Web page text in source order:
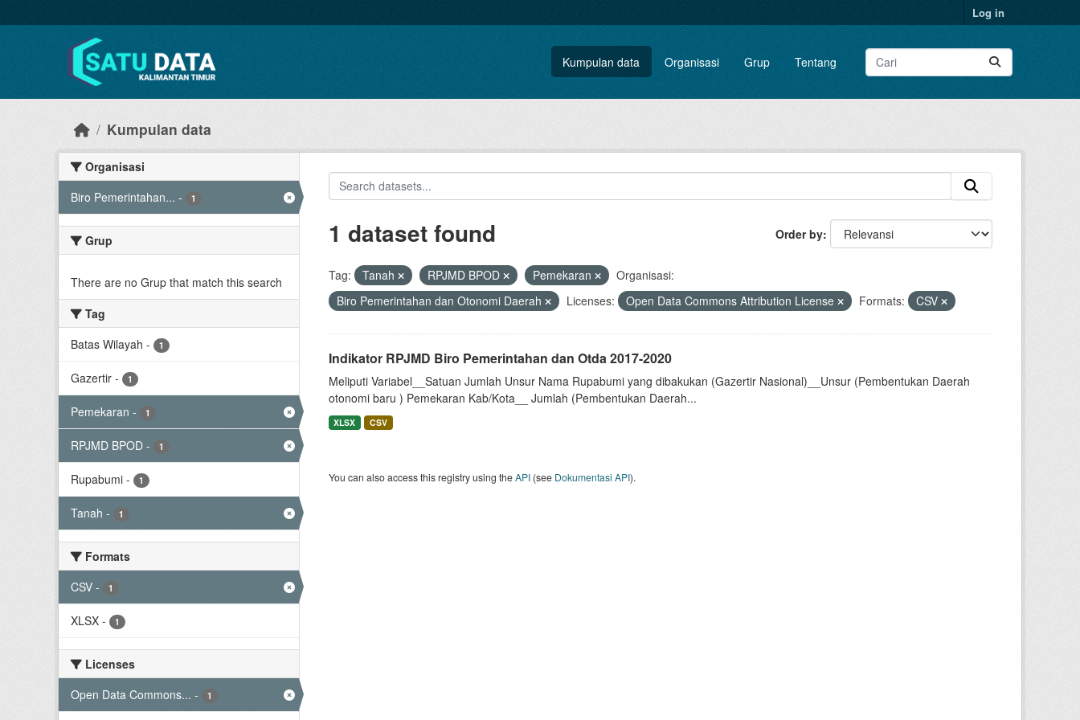
Log in
Kumpulan data Organisasi Grup Tentang
Kumpulan data
Organisasi
Biro Pemerintahan... - 1
Grup
There are no Grup that match this search
Tag
Batas Wilayah - 1
Gazertir - 1
Pemekaran - 1
RPJMD BPOD - 1
Rupabumi - 1
Tanah - 1
Formats
CSV - 1
XLSX - 1
Licenses
Open Data Commons... - 1
Order by
1 dataset found
Tag: Tanah RPJMD BPOD Pemekaran
Organisasi:
Biro Pemerintahan dan Otonomi Daerah
Licenses: Open Data Commons Attribution License Formats: CSV
Indikator RPJMD Biro Pemerintahan dan Otda 2017-2020
Meliputi Variabel__Satuan Jumlah Unsur Nama Rupabumi yang dibakukan (Gazertir Nasional)__Unsur (Pembentukan Daerah
otonomi baru ) Pemekaran Kab/Kota__ Jumlah (Pembentukan Daerah...
XLSX CSV
You can also access this registry using theAPI(see Dokumentasi API).